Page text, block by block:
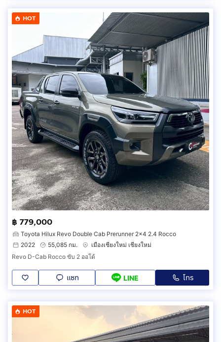
HOT
฿ 779,000
Toyota Hilux Revo Double Cab Prerunner 2x4 2.4 Rocco
2022
55,085 กม.
เมืองเชียงใหม่ เชียงใหม่
Revo D-Cab Rocco ขับ 2 ออโต้
แชท LINE โทร
HOT